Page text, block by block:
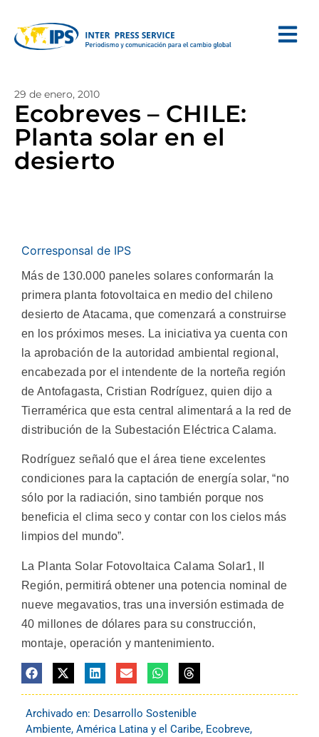
29 de enero, 2010
Ecobreves – CHILE:
Planta solar en el
desierto
Corresponsal de IPS
Más de 130.000 paneles solares conformarán la
primera planta fotovoltaica en medio del chileno
desierto de Atacama, que comenzará a construirse
en los próximos meses. La iniciativa ya cuenta con
la aprobación de la autoridad ambiental regional,
encabezada por el intendente de la norteña región
de Antofagasta, Cristian Rodríguez, quien dijo a
Tierramérica que esta central alimentará a la red de
distribución de la Subestación Eléctrica Calama.
Rodríguez señaló que el área tiene excelentes
condiciones para la captación de energía solar, “no
sólo por la radiación, sino también porque nos
beneficia el clima seco y contar con los cielos más
limpios del mundo”.
La Planta Solar Fotovoltaica Calama Solar1, II
Región, permitirá obtener una potencia nominal de
nueve megavatios, tras una inversión estimada de
40 millones de dólares para su construcción,
montaje, operación y mantenimiento.
Archivado en: Desarrollo Sostenible
Ambiente, América Latina y el Caribe, Ecobreve,